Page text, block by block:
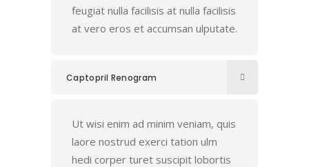
feugiat nulla facilisis at nulla facilisis
at vero eros et accumsan ulputate.
Captopril Renogram
Ut wisi enim ad minim veniam, quis
laore nostrud exerci tation ulm
hedi corper turet suscipit lobortis